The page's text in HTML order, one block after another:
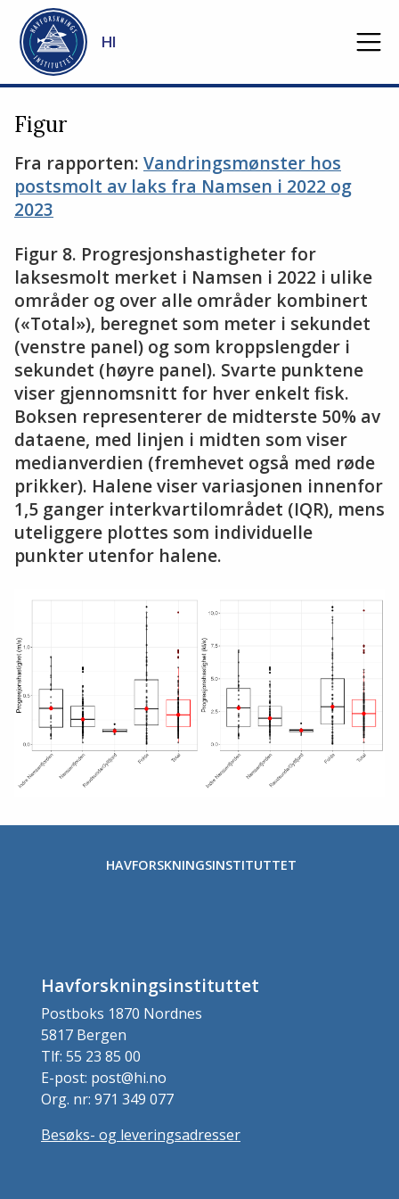
Gå til hovedinnhold
HI
Figur
Fra rapporten: Vandringsmønster hos
postsmolt av laks fra Namsen i 2022 og
2023
Figur 8. Progresjonshastigheter for
laksesmolt merket i Namsen i 2022 i ulike
områder og over alle områder kombinert
(«Total»), beregnet som meter i sekundet
(venstre panel) og som kroppslengder i
sekundet (høyre panel). Svarte punktene
viser gjennomsnitt for hver enkelt fisk.
Boksen representerer de midterste 50% av
dataene, med linjen i midten som viser
medianverdien (fremhevet også med røde
prikker). Halene viser variasjonen innenfor
1,5 ganger interkvartilområdet (IQR), mens
uteliggere plottes som individuelle
punkter utenfor halene.
HAVFORSKNINGSINSTITUTTET
Havforskningsinstituttet
Postboks 1870 Nordnes
5817 Bergen
Tlf: 55 23 85 00
E-post: post@hi.no
Org. nr: 971 349 077
Besøks- og leveringsadresser